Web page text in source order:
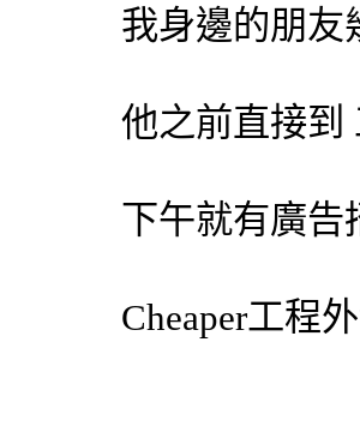
我身邊的朋友
他之前直接到
下午就有廣告
Cheaper工程